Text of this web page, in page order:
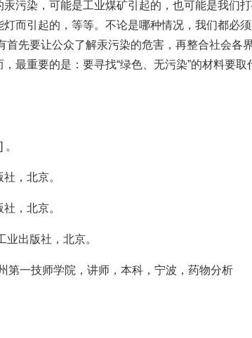
污染，可能是工业煤矿引起的，也可能是我们
而引起的，等等。不论是哪种情况，我们都必
先要让公众了解汞污染的危害，再整合社会各
最重要的是：要寻找“绿色、无污染”的材料要取
，北京。
，北京。
出版社，北京。
第一技师学院，讲师，本科，宁波，药物分析